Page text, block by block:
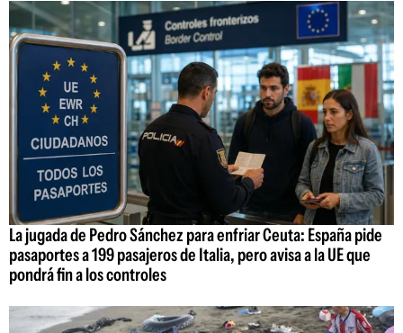
La jugada de Pedro Sánchez para enfriar Ceuta: España pide
pasaportes a 199 pasajeros de Italia, pero avisa a la UE que
pondrá fin a los controles